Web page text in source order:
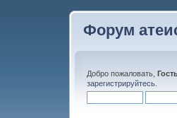
Форум
Добро пожаловать,
зарегистрируйтесь